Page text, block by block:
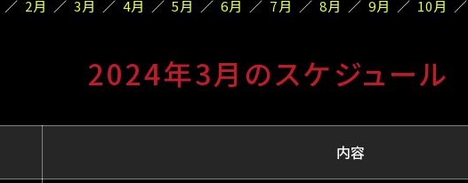
2月 3月 4月 5月 6月 7月 8月 9月 10月
2024年3月のスケジュール
内容